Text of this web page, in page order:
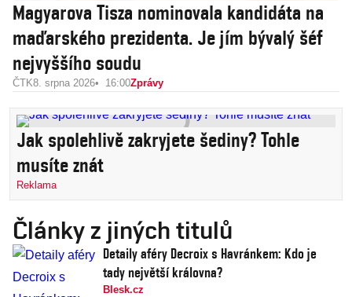
Magyarova Tisza nominovala kandidáta na
maďarského prezidenta. Je jím bývalý šéf
nejvyššího soudu
ČTK8. srpna 2026 16:00Zprávy
Jak spolehlivě zakryjete šediny? Tohle
musíte znát
Reklama
Články z jiných titulů
Detaily aféry Decroix s Havránkem: Kdo je
tady největší královna?
Blesk.cz